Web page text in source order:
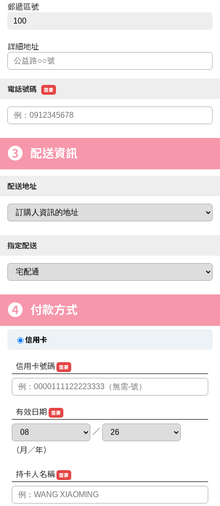
郵遞區號
詳細地址
電話號碼 需要
3 配送資訊
配送地址
指定配送
4 付款方式
信用卡
信用卡號碼 需要
有效日期 需要
／
（月／年）
持卡人名稱 需要